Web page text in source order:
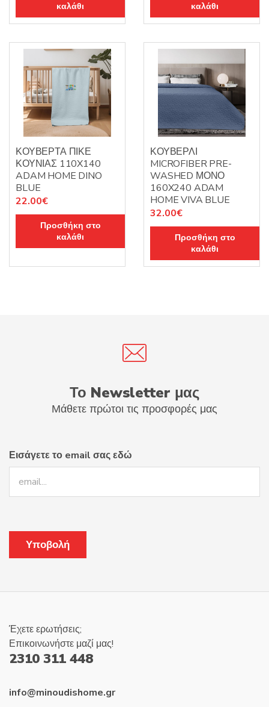
καλάθι
καλάθι
ΚΟΥΒΕΡΤΑ ΠΙΚΕ
ΚΟΥΝΙΑΣ 110X140
ADAM HOME DINO
BLUE
22.00€
Προσθήκη στο
καλάθι
ΚΟΥΒΕΡΛΙ
MICROFIBER PRE-
WASHED ΜΟΝΟ
160X240 ADAM
HOME VIVA BLUE
32.00€
Προσθήκη στο
καλάθι
Το Newsletter μας
Μάθετε πρώτοι τις προσφορές μας
Εισάγετε το email σας εδώ
Έχετε ερωτήσεις;
Επικοινωνήστε μαζί μας!
2310 311 448
info@minoudishome.gr